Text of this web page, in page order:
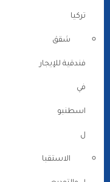
تركيا
شقق
فندقية للإيجار
في
اسطنبو
ل
الاستقبا